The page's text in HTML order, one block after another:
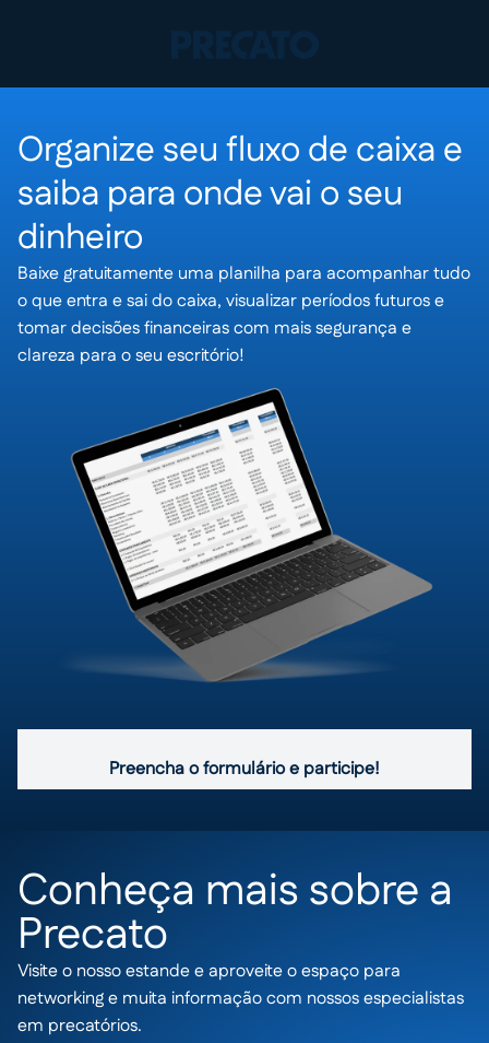
Organize seu fluxo de caixa e
saiba para onde vai o seu
dinheiro
Baixe gratuitamente uma planilha para acompanhar tudo
o que entra e sai do caixa, visualizar períodos futuros e
tomar decisões financeiras com mais segurança e
clareza para o seu escritório!
Preencha o formulário e participe!
Conheça mais sobre a
Precato
Visite o nosso estande e aproveite o espaço para
networking e muita informação com nossos especialistas
em precatórios.